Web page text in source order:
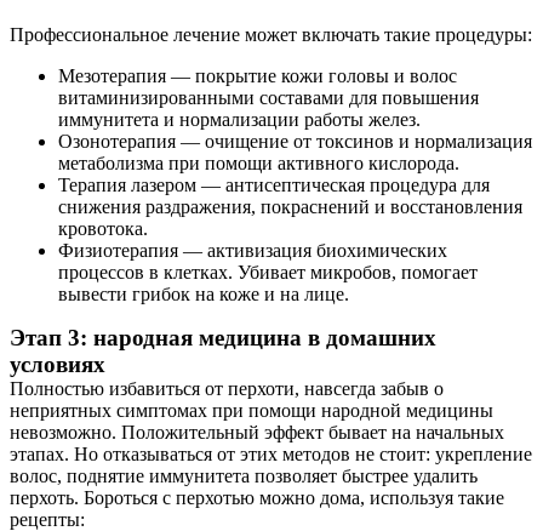
Профессиональное лечение может включать такие процедуры:
Мезотерапия — покрытие кожи головы и волос
витаминизированными составами для повышения
иммунитета и нормализации работы желез.
Озонотерапия — очищение от токсинов и нормализация
метаболизма при помощи активного кислорода.
Терапия лазером — антисептическая процедура для
снижения раздражения, покраснений и восстановления
кровотока.
Физиотерапия — активизация биохимических
процессов в клетках. Убивает микробов, помогает
вывести грибок на коже и на лице.
Этап 3: народная медицина в домашних
условиях
Полностью избавиться от перхоти, навсегда забыв о
неприятных симптомах при помощи народной медицины
невозможно. Положительный эффект бывает на начальных
этапах. Но отказываться от этих методов не стоит: укрепление
волос, поднятие иммунитета позволяет быстрее удалить
перхоть. Бороться с перхотью можно дома, используя такие
рецепты: